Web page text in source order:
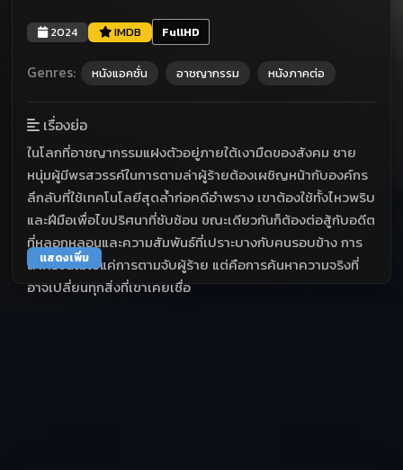
2024 IMDB FullHD
Genres: หนังแอคชั่น อาชญากรรม หนังภาคต่อ
เรื่องย่อ
ในโลกที่อาชญากรรมแฝงตัวอยู่ภายใต้เงามืดของสังคม ชาย
หนุ่มผู้มีพรสวรรค์ในการตามล่าผู้ร้ายต้องเผชิญหน้ากับองค์กร
ลึกลับที่ใช้เทคโนโลยีสุดล้ำก่อคดีอำพราง เขาต้องใช้ทั้งไหวพริบ
และฝีมือเพื่อไขปริศนาที่ซับซ้อน ขณะเดียวกันก็ต้องต่อสู้กับอดีต
ที่หลอกหลอนและความสัมพันธ์ที่เปราะบางกับคนรอบข้าง การ
ล่าครั้งนี้ไม่ใช่แค่การตามจับผู้ร้าย แต่คือการค้นหาความจริงที่
อาจเปลี่ยนทุกสิ่งที่เขาเคยเชื่อ
แสดงเพิ่ม